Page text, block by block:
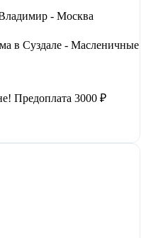
- Москва
в Суздале - Масленичные
Предоплата 3000 ₽